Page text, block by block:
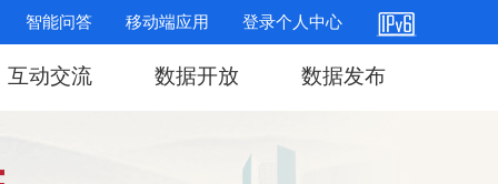
智能问答 移动端应用 登录个人中心
互动交流 数据开放 数据发布